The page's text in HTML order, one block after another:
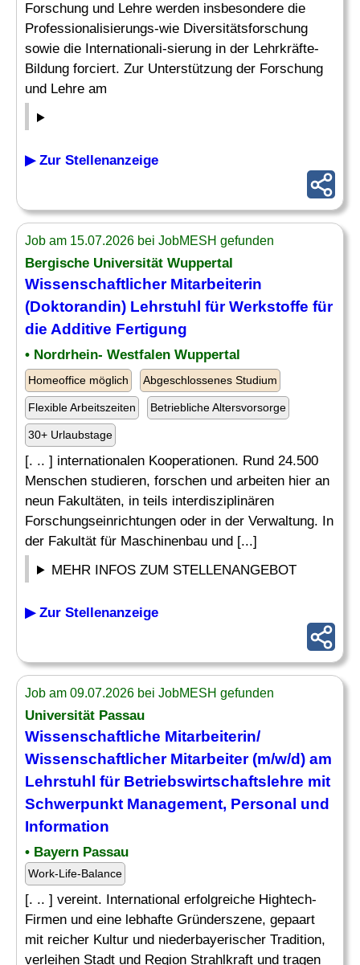
Forschung und Lehre werden insbesondere die
Professionalisierungs-wie Diversitätsforschung
sowie die Internationali-sierung in der Lehrkräfte-
Bildung forciert. Zur Unterstützung der Forschung
und Lehre am
▶ Zur Stellenanzeige
Job am 15.07.2026 bei JobMESH gefunden
Bergische Universität Wuppertal
Wissenschaftlicher Mitarbeiterin
(Doktorandin) Lehrstuhl für Werkstoffe für
die Additive Fertigung
• Nordrhein- Westfalen Wuppertal
Homeoffice möglich Abgeschlossenes Studium
Flexible Arbeitszeiten Betriebliche Altersvorsorge
30+ Urlaubstage
[. .. ] internationalen Kooperationen. Rund 24.500
Menschen studieren, forschen und arbeiten hier an
neun Fakultäten, in teils interdisziplinären
Forschungseinrichtungen oder in der Verwaltung. In
der Fakultät für Maschinenbau und [...]
MEHR INFOS ZUM STELLENANGEBOT
▶ Zur Stellenanzeige
Job am 09.07.2026 bei JobMESH gefunden
Universität Passau
Wissenschaftliche Mitarbeiterin/
Wissenschaftlicher Mitarbeiter (m/w/d) am
Lehrstuhl für Betriebswirtschaftslehre mit
Schwerpunkt Management, Personal und
Information
• Bayern Passau
Work-Life-Balance
[. .. ] vereint. International erfolgreiche Hightech-
Firmen und eine lebhafte Gründerszene, gepaart
mit reicher Kultur und niederbayerischer Tradition,
verleihen Stadt und Region Strahlkraft und tragen